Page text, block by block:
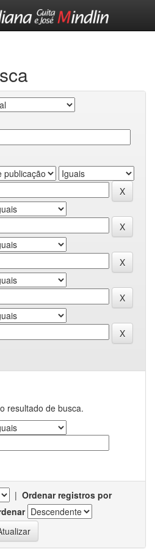
resultado de busca.
| Ordenar registros por